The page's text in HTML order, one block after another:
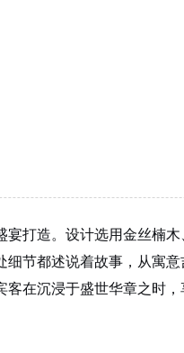
打造。设计选用金丝楠
节都述说着故事，从寓
在沉浸于盛世华章之时